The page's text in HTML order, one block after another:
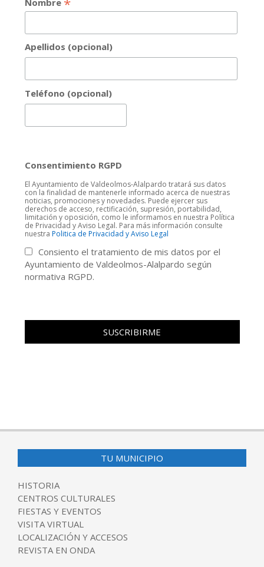
Nombre *
Apellidos (opcional)
Teléfono (opcional)
Consentimiento RGPD
El Ayuntamiento de Valdeolmos-Alalpardo tratará sus datos
con la finalidad de mantenerle informado acerca de nuestras
noticias, promociones y novedades. Puede ejercer sus
derechos de acceso, rectificación, supresión, portabilidad,
limitación y oposición, como le informamos en nuestra Política
de Privacidad y Aviso Legal. Para más información consulte
nuestra Politica de Privacidad y Aviso Legal
Consiento el tratamiento de mis datos por el
Ayuntamiento de Valdeolmos-Alalpardo según
normativa RGPD.
TU MUNICIPIO
HISTORIA
CENTROS CULTURALES
FIESTAS Y EVENTOS
VISITA VIRTUAL
LOCALIZACIÓN Y ACCESOS
REVISTA EN ONDA